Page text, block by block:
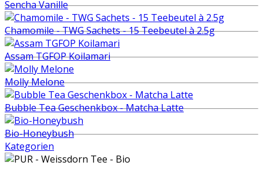
Sencha Vanille
Chamomile - TWG Sachets - 15 Teebeutel à 2.5g
Assam TGFOP Koilamari
Molly Melone
Bubble Tea Geschenkbox - Matcha Latte
Bio-Honeybush
Kategorien